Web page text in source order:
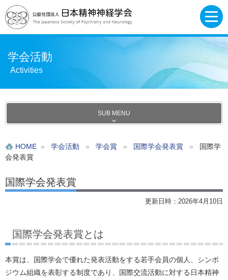
学会活動
Activities
SUB MENU
HOME » 学会活動 » 学会賞 » 国際学会発表賞 »
国際学
会発表賞
国際学会発表賞
更新日時：2026年4月10日
国際学会発表賞とは
本賞は、国際学会で優れた発表活動をする若手会員の個人、シンポ
ジウム組織を表彰する制度であり、国際交流活動に対する日本精神